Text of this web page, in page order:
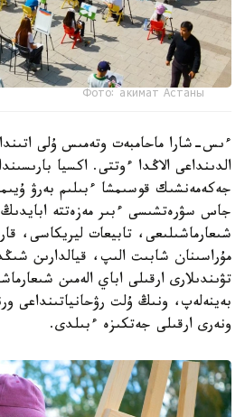
Фото: акимат Астаны
ءىس-شارا ماحامبەت وتەمىس ۇلى
الدىنداعى الاڭدا ءوتتى. اكسيا
جاس سۋرەتشىسى ءبىر مەزەتتە
شىعارماشىلىعى، تابيعات ليريكاسى،
مۇراسىنان شابىت الىپ، قيالدارىن
تۋىندىلارى ارقىلى اباي الەمىن
بەينەلەپ، ونىڭ ۇلت رۋحانياتىنداعى
ونەرى ارقىلى جەتكىزە ءبىلدى.